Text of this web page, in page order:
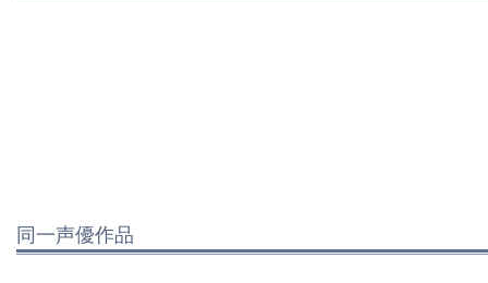
同一声優作品